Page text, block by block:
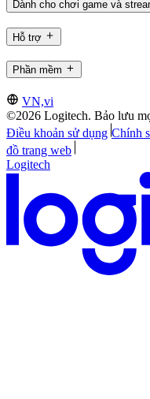
Dành cho chơi game và
Hỗ trợ
Phần mềm
VN,vi
©2026 Logitech. Bảo lưu
Điều khoản sử dụng Chính
đồ trang web
Logitech